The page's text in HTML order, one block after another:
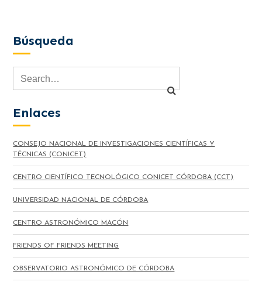
Búsqueda
Enlaces
CONSEJO NACIONAL DE INVESTIGACIONES CIENTÍFICAS Y
TÉCNICAS (CONICET)
CENTRO CIENTÍFICO TECNOLÓGICO CONICET CÓRDOBA (CCT)
UNIVERSIDAD NACIONAL DE CÓRDOBA
CENTRO ASTRONÓMICO MACÓN
FRIENDS OF FRIENDS MEETING
OBSERVATORIO ASTRONÓMICO DE CÓRDOBA